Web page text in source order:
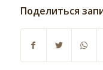
Поделиться